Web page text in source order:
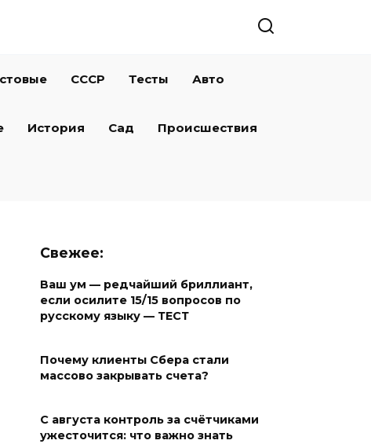
СССР Тесты Авто
История Сад Происшествия
Свежее:
Ваш ум — редчайший бриллиант,
если осилите 15/15 вопросов по
русскому языку — ТЕСТ
Почему клиенты Сбера стали
массово закрывать счета?
С августа контроль за счётчиками
ужесточится: что важно знать